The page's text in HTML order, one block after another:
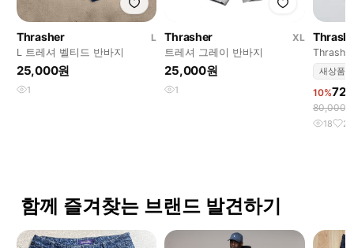
Thrasher
L
L 트레셔 벨티드 반바지
25,000원
1
Thrasher
XL
트레셔 그레이 반바지
25,000원
1
새상품
10%
80,000
18 2
함께 즐겨찾는 브랜드 발견하기